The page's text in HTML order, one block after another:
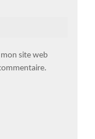
site web